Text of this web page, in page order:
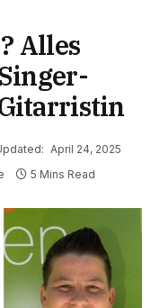
Alles
April 24, 2025
5 Mins Read